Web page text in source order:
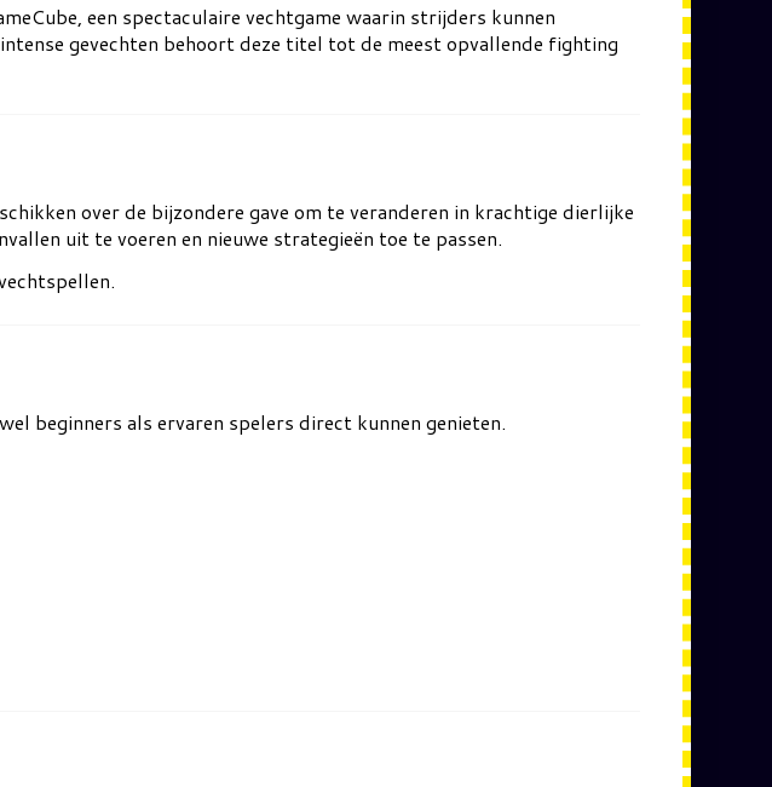
een spectaculaire vechtgame waarin strijders kunnen
gevechten behoort deze titel tot de meest opvallende fighting
over de bijzondere gave om te veranderen in krachtige dierlijke
uit te voeren en nieuwe strategieën toe te passen.
beginners als ervaren spelers direct kunnen genieten.